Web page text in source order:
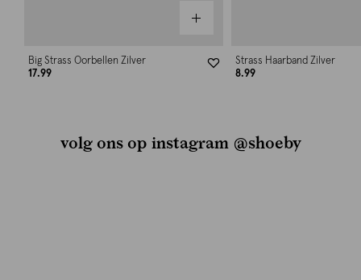
Big Strass Oorbellen Zilver
17.99
Strass Haarband Zilver
8.99
volg ons op instagram @shoeby